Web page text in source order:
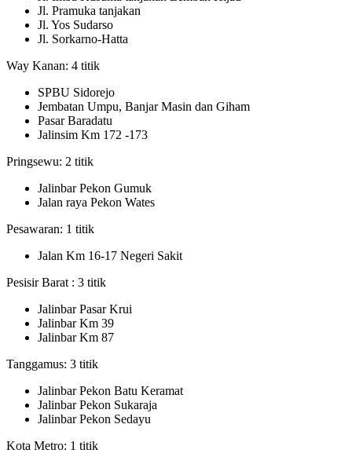
Jl. Pramuka tanjakan
Jl. Yos Sudarso
Jl. Sorkarno-Hatta
Way Kanan: 4 titik
SPBU Sidorejo
Jembatan Umpu, Banjar Masin dan Giham
Pasar Baradatu
Jalinsim Km 172 -173
Pringsewu: 2 titik
Jalinbar Pekon Gumuk
Jalan raya Pekon Wates
Pesawaran: 1 titik
Jalan Km 16-17 Negeri Sakit
Pesisir Barat : 3 titik
Jalinbar Pasar Krui
Jalinbar Km 39
Jalinbar Km 87
Tanggamus: 3 titik
Jalinbar Pekon Batu Keramat
Jalinbar Pekon Sukaraja
Jalinbar Pekon Sedayu
Kota Metro: 1 titik